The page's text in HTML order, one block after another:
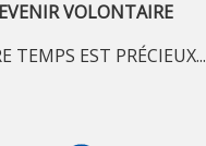
VOLONTAIRE
TEMPS EST PRÉCIEUX...